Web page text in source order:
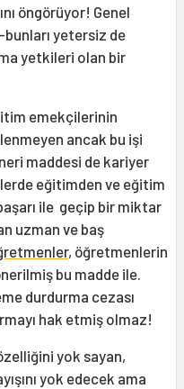
öngörüyor! Genel
bunları yetersiz de
yetkileri olan bir
emekçilerinin
ancak bu işi
maddesi de kariyer
eğitimden ve eğitim
ile geçip bir miktar
uzman ve baş
, öğretmenlerin
bu madde ile.
durdurma cezası
hak etmiş olmaz!
yok sayan,
yok edecek ama